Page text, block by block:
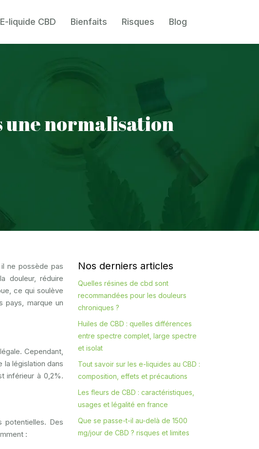
E-liquide CBD Bienfaits Risques Blog
une normalisation
ne possède pas
douleur, réduire
ce qui soulève
pays, marque un
Cependant,
la législation dans
inférieur à 0,2%.
potentielles. Des
:
Nos derniers articles
Quelles résines de cbd sont
recommandées pour les douleurs
chroniques ?
Huiles de CBD : quelles différences
entre spectre complet, large spectre
et isolat
Tout savoir sur les e-liquides au CBD :
composition, effets et précautions
Les fleurs de CBD : caractéristiques,
usages et légalité en france
Que se passe-t-il au-delà de 1500
mg/jour de CBD ? risques et limites